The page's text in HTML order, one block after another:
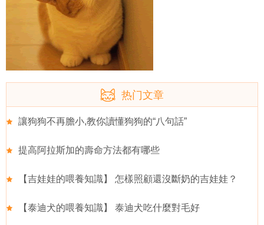
热门文章
讓狗狗不再膽小,教你讀懂狗狗的“八句話”
提高阿拉斯加的壽命方法都有哪些
【吉娃娃的喂養知識】 怎樣照顧還沒斷奶的吉娃娃？
【泰迪犬的喂養知識】 泰迪犬吃什麼對毛好